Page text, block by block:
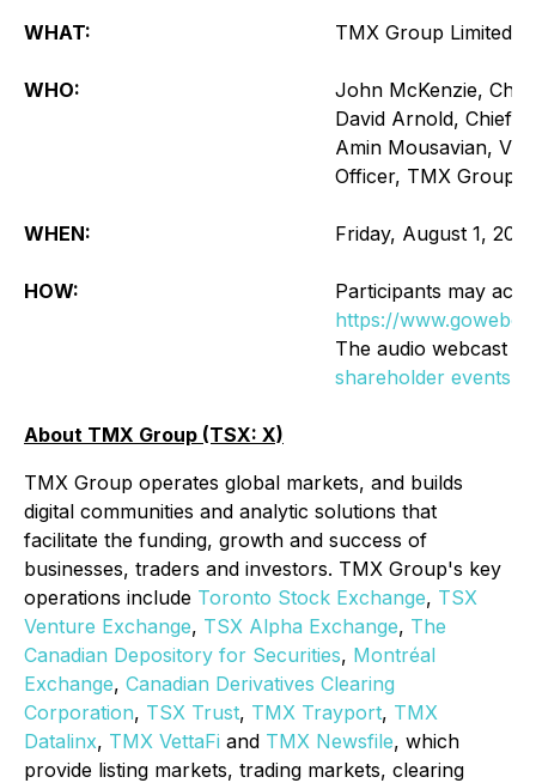
WHAT:
TMX Group Limited
WHO:
John McKenzie,
David Arnold, Chief
Amin Mousavian,
Officer, TMX Group
WHEN: Friday, August 1,
HOW:
Participants may
https://
The audio webcast
shareholder events
About TMX Group (TSX: X)
TMX Group operates global markets, and builds
digital communities and analytic solutions that
facilitate the funding, growth and success of
businesses, traders and investors. TMX Group's key
operations include Toronto Stock Exchange, TSX
Venture Exchange, TSX Alpha Exchange, The
Canadian Depository for Securities, Montréal
Exchange, Canadian Derivatives Clearing
Corporation, TSX Trust, TMX Trayport, TMX
Datalinx, TMX VettaFi and TMX Newsfile, which
provide listing markets, trading markets, clearing